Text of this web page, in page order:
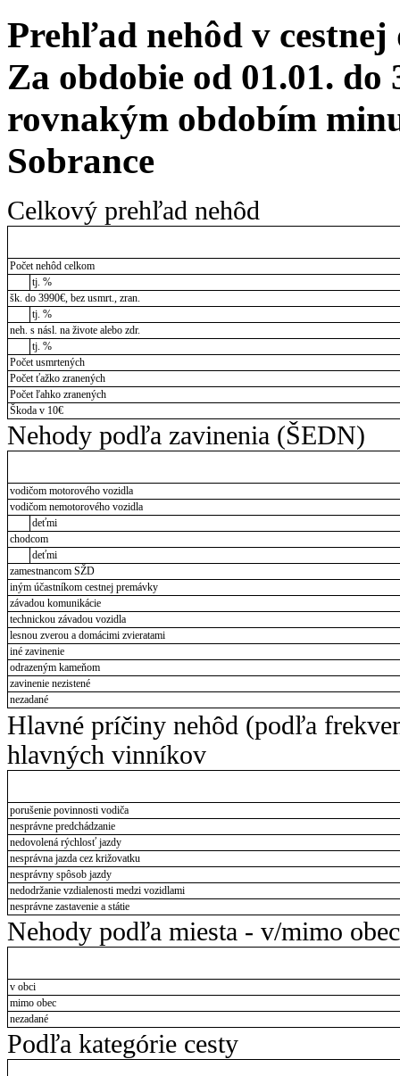
Prehľad nehôd v cestnej
Za obdobie od 01.01. do
rovnakým obdobím
Sobrance
Celkový prehľad nehôd
Počet nehôd celkom
tj. %
šk. do 3990€, bez usmrt., zran.
tj. %
neh. s násl. na živote alebo zdr.
tj. %
Počet usmrtených
Počet ťažko zranených
Počet ľahko zranených
Škoda v 10€
Nehody podľa zavinenia (ŠEDN)
vodičom motorového vozidla
vodičom nemotorového vozidla
deťmi
chodcom
deťmi
zamestnancom SŽD
iným účastníkom cestnej premávky
závadou komunikácie
technickou závadou vozidla
lesnou zverou a domácimi zvieratami
iné zavinenie
odrazeným kameňom
zavinenie nezistené
nezadané
Hlavné príčiny nehôd (podľa
hlavných vinníkov
porušenie povinnosti vodiča
nesprávne predchádzanie
nedovolená rýchlosť jazdy
nesprávna jazda cez križovatku
nesprávny spôsob jazdy
nedodržanie vzdialenosti medzi vozidlami
nesprávne zastavenie a státie
Nehody podľa miesta - v/mimo obec
v obci
mimo obec
nezadané
Podľa kategórie cesty